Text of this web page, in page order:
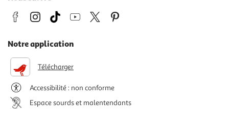
Notre application
Télécharger
Accessibilité : non conforme
Espace sourds et malentendants